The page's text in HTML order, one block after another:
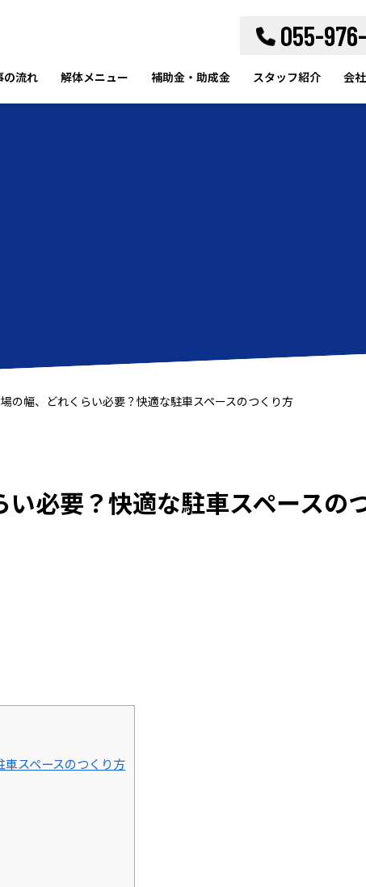
055-
の流れ 解体メニュー 補助金・助成金 スタッフ紹介 会
の幅、どれくらい必要？快適な駐車スペースのつくり方
必要？快適な駐車スペースの
スペースのつくり方